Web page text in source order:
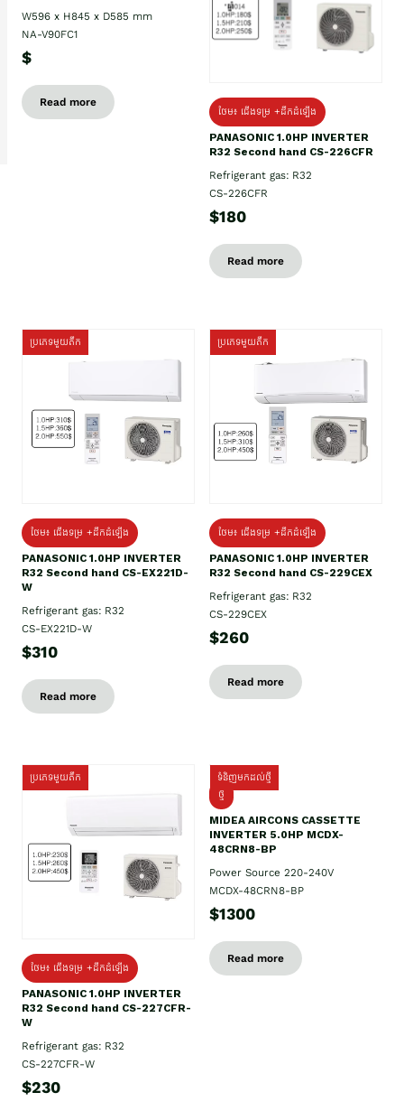
W596 x H845 x D585 mm
NA-V90FC1
$
Read more
ថែម៖ ជើងទម្រ +ដឹកដំឡើង
PANASONIC 1.0HP INVERTER
R32 Second hand CS-226CFR
Refrigerant gas: R32
CS-226CFR
$180
Read more
ប្រភេទមួយតឹក
ថែម៖ ជើងទម្រ +ដឹកដំឡើង
PANASONIC 1.0HP INVERTER
R32 Second hand CS-EX221D-
W
Refrigerant gas: R32
CS-EX221D-W
$310
Read more
ប្រភេទមួយតឹក
ថែម៖ ជើងទម្រ +ដឹកដំឡើង
PANASONIC 1.0HP INVERTER
R32 Second hand CS-229CEX
Refrigerant gas: R32
CS-229CEX
$260
Read more
ប្រភេទមួយតឹក
ថែម៖ ជើងទម្រ +ដឹកដំឡើង
PANASONIC 1.0HP INVERTER
R32 Second hand CS-227CFR-
W
Refrigerant gas: R32
CS-227CFR-W
$230
ទំនិញមកដល់ថ្មី
ថ្មី
MIDEA AIRCONS CASSETTE
INVERTER 5.0HP MCDX-
48CRN8-BP
Power Source 220-240V
MCDX-48CRN8-BP
$1300
Read more